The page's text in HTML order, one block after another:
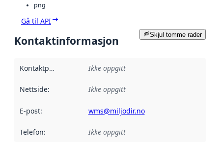
png
Gå til API
Skjul tomme rader
Kontaktinformasjon
Kontaktpunkt Ikke oppgitt
Nettside: Ikke oppgitt
E-post: wms@miljodir.no
Telefon: Ikke oppgitt